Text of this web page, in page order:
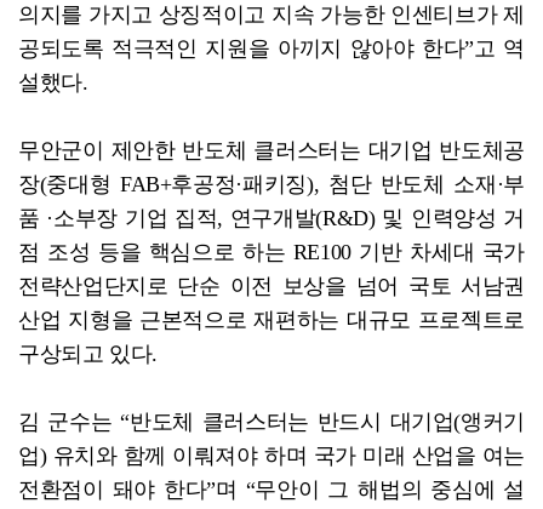
의지를 가지고 상징적이고 지속 가능한 인센티브가 제
공되도록 적극적인 지원을 아끼지 않아야 한다”고 역
설했다.
무안군이 제안한 반도체 클러스터는 대기업 반도체공
장(중대형 FAB+후공정·패키징), 첨단 반도체 소재·부
품 ·소부장 기업 집적, 연구개발(R&D) 및 인력양성 거
점 조성 등을 핵심으로 하는 RE100 기반 차세대 국가
전략산업단지로 단순 이전 보상을 넘어 국토 서남권
산업 지형을 근본적으로 재편하는 대규모 프로젝트로
구상되고 있다.
김 군수는 “반도체 클러스터는 반드시 대기업(앵커기
업) 유치와 함께 이뤄져야 하며 국가 미래 산업을 여는
전환점이 돼야 한다”며 “무안이 그 해법의 중심에 설